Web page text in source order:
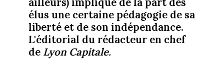
élus une certaine pédagogie de sa
liberté et de son indépendance.
L'éditorial du rédacteur en chef
de Lyon Capitale.